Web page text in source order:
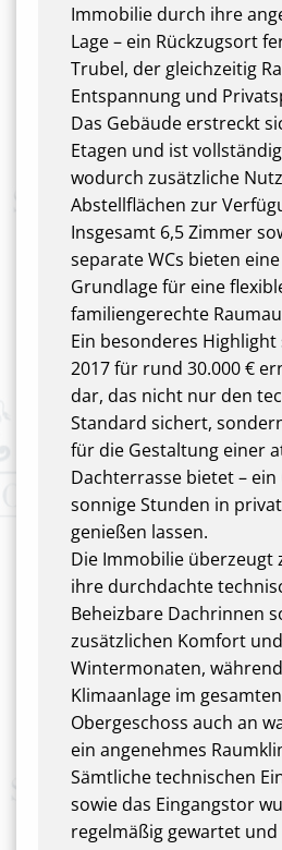
Immobilie durch ihre
Lage – ein Rückzugsort
Trubel, der gleichzeitig
Entspannung und
Das Gebäude erstreckt
Etagen und ist
wodurch zusätzliche
Abstellflächen zur
Insgesamt 6,5 Zimmer
separate WCs bieten
Grundlage für eine
familiengerechte
Ein besonderes
2017 für rund 30.000 €
dar, das nicht nur den
Standard sichert,
für die Gestaltung einer
Dachterrasse bietet –
sonnige Stunden in
genießen lassen.
Die Immobilie überzeugt
ihre durchdachte
Beheizbare Dachrinnen
zusätzlichen Komfort
Wintermonaten,
Klimaanlage im
Obergeschoss auch an
ein angenehmes
Sämtliche technischen
sowie das Eingangstor
regelmäßig gewartet